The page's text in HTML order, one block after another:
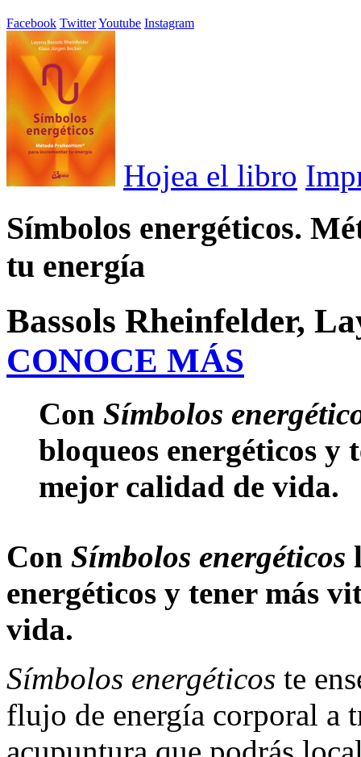
Facebook TwitterYoutube Instagram
Hojea el libro
Símbolos energéticos.
tu energía
Bassols Rheinfelder,
CONOCE MÁS
Con Símbolos
bloqueos energéticos
mejor calidad de vida.
Con Símbolos energéticos
energéticos y tener más
vida.
Símbolos energéticos te
flujo de energía corporal a